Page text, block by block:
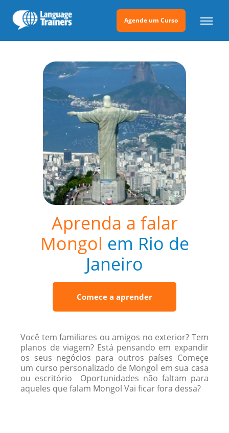
Agende um Curso
Aprenda a falar
Mongol em Rio de
Janeiro
Comece a aprender
Você tem familiares ou amigos no exterior? Tem
planos de viagem? Está pensando em expandir
os seus negócios para outros países Começe
um curso personalizado de Mongol em sua casa
ou escritório Oportunidades não faltam para
aqueles que falam Mongol Vai ficar fora dessa?